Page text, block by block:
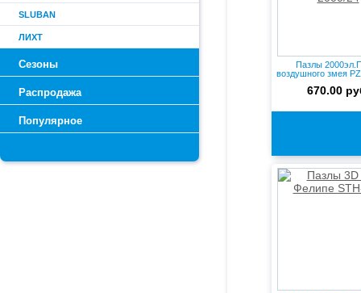
SLUBAN
ЛИХТ
Сезоны
Распродажа
Популярное
Пазлы
воздушного змея
670.00